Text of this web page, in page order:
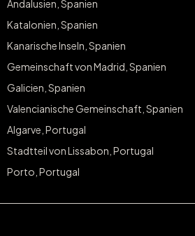
Andalusien, Spanien
Katalonien, Spanien
Kanarische Inseln, Spanien
Gemeinschaft von Madrid, Spanien
Galicien, Spanien
Valencianische Gemeinschaft, Spanien
Algarve, Portugal
Stadtteil von Lissabon, Portugal
Porto, Portugal